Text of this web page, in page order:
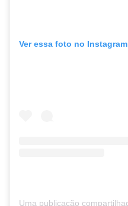
Ver essa foto no Instagram